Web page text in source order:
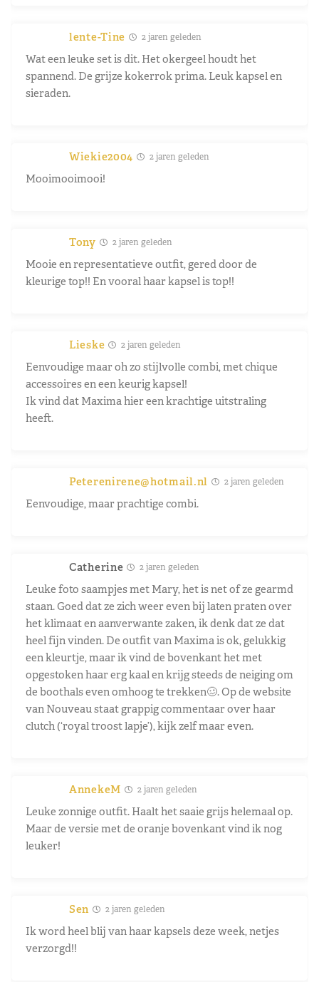
lente-Tine 2 jaren geleden
Wat een leuke set is dit. Het okergeel houdt het
spannend. De grijze kokerrok prima. Leuk kapsel en
sieraden.
Wiekie2004 2 jaren geleden
Mooimooimooi!
Tony 2 jaren geleden
Mooie en representatieve outfit, gered door de
kleurige top!! En vooral haar kapsel is top!!
Lieske 2 jaren geleden
Eenvoudige maar oh zo stijlvolle combi, met chique
accessoires en een keurig kapsel!
Ik vind dat Maxima hier een krachtige uitstraling
heeft.
Peterenirene@hotmail.nl 2 jaren geleden
Eenvoudige, maar prachtige combi.
Catherine 2 jaren geleden
Leuke foto saampjes met Mary, het is net of ze gearmd
staan. Goed dat ze zich weer even bij laten praten over
het klimaat en aanverwante zaken, ik denk dat ze dat
heel fijn vinden. De outfit van Maxima is ok, gelukkig
een kleurtje, maar ik vind de bovenkant het met
opgestoken haar erg kaal en krijg steeds de neiging om
de boothals even omhoog te trekken🥴. Op de website
van Nouveau staat grappig commentaar over haar
clutch (‘royal troost lapje’), kijk zelf maar even.
AnnekeM 2 jaren geleden
Leuke zonnige outfit. Haalt het saaie grijs helemaal op.
Maar de versie met de oranje bovenkant vind ik nog
leuker!
Sen 2 jaren geleden
Ik word heel blij van haar kapsels deze week, netjes
verzorgd!!